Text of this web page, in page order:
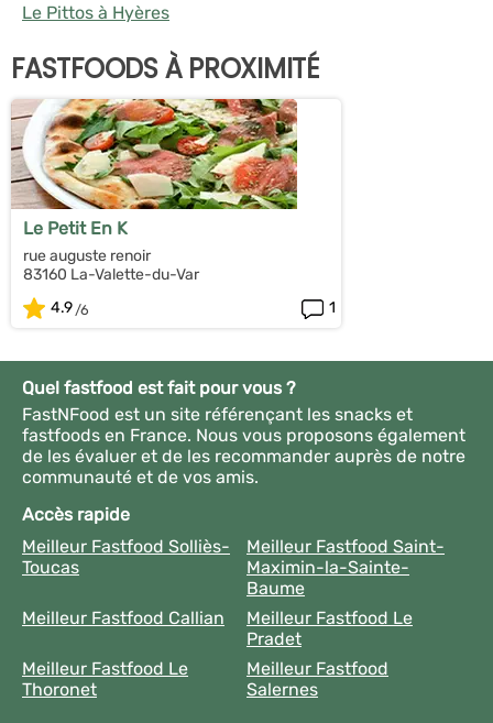
Le Pittos à Hyères
FASTFOODS À PROXIMITÉ
Le Petit En K
rue auguste renoir
83160 La-Valette-du-Var
4.9
1
Quel fastfood est fait pour vous ?
FastNFood est un site référençant les snacks et
fastfoods en France. Nous vous proposons également
de les évaluer et de les recommander auprès de notre
communauté et de vos amis.
Accès rapide
Meilleur Fastfood Solliès-
Toucas
Meilleur Fastfood Saint-
Maximin-la-Sainte-
Baume
Meilleur Fastfood Callian
Meilleur Fastfood Le
Pradet
Meilleur Fastfood Le
Thoronet
Meilleur Fastfood
Salernes